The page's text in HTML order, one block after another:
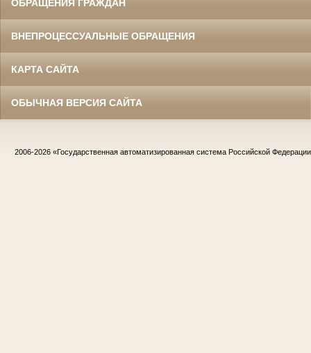
ОБРАЩЕНИЯ ГРАЖДАН
ВНЕПРОЦЕССУАЛЬНЫЕ ОБРАЩЕНИЯ
КАРТА САЙТА
ОБЫЧНАЯ ВЕРСИЯ САЙТА
2006-2026 «Государственная автоматизированная система Российской